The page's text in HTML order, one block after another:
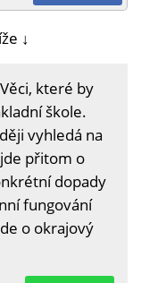
↓
které by
škole.
vyhledá na
přitom o
dopady
fungování
o okrajový